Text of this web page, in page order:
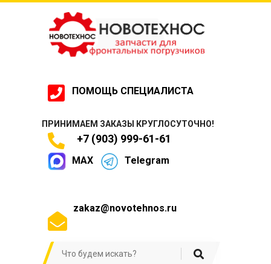
ПОМОЩЬ СПЕЦИАЛИСТА
ПРИНИМАЕМ ЗАКАЗЫ КРУГЛОСУТОЧНО!
+7 (903) 999-61-61
MAX Telegram
zakaz@novotehnos.ru